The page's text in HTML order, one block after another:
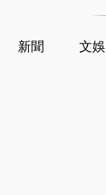
新聞 文娛